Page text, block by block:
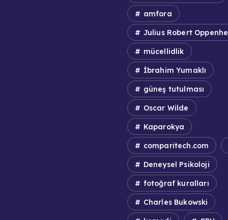
amfora
Julius Robert
mücellidlik
İbrahim Yumaklı
güneş tutulması
Oscar Wilde
Kaparokya
comparitech.com
Deneysel Psikoloji
fotoğraf kuralları
Charles Bukowski